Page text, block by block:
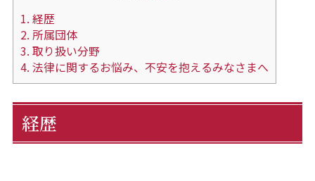
1. 経歴
2. 所属団体
3. 取り扱い分野
4. 法律に関するお悩み、不安を抱えるみなさまへ
経歴